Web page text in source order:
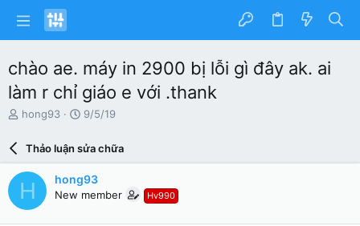
chào ae. máy in 2900 bị lỗi gì đây ak. ai
làm r chỉ giáo e với .thank
N
ư
i
k
h
ở
hong93
N
à
y
ử
i
9/5/19
Thảo luận sửa chữa
H hong93
New member Hv990